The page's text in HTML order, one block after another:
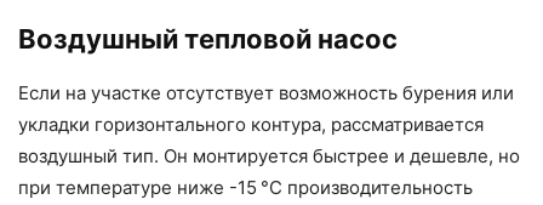
Воздушный тепловой насос
Если на участке отсутствует возможность бурения или
укладки горизонтального контура, рассматривается
воздушный тип. Он монтируется быстрее и дешевле, но
при температуре ниже -15 °C производительность